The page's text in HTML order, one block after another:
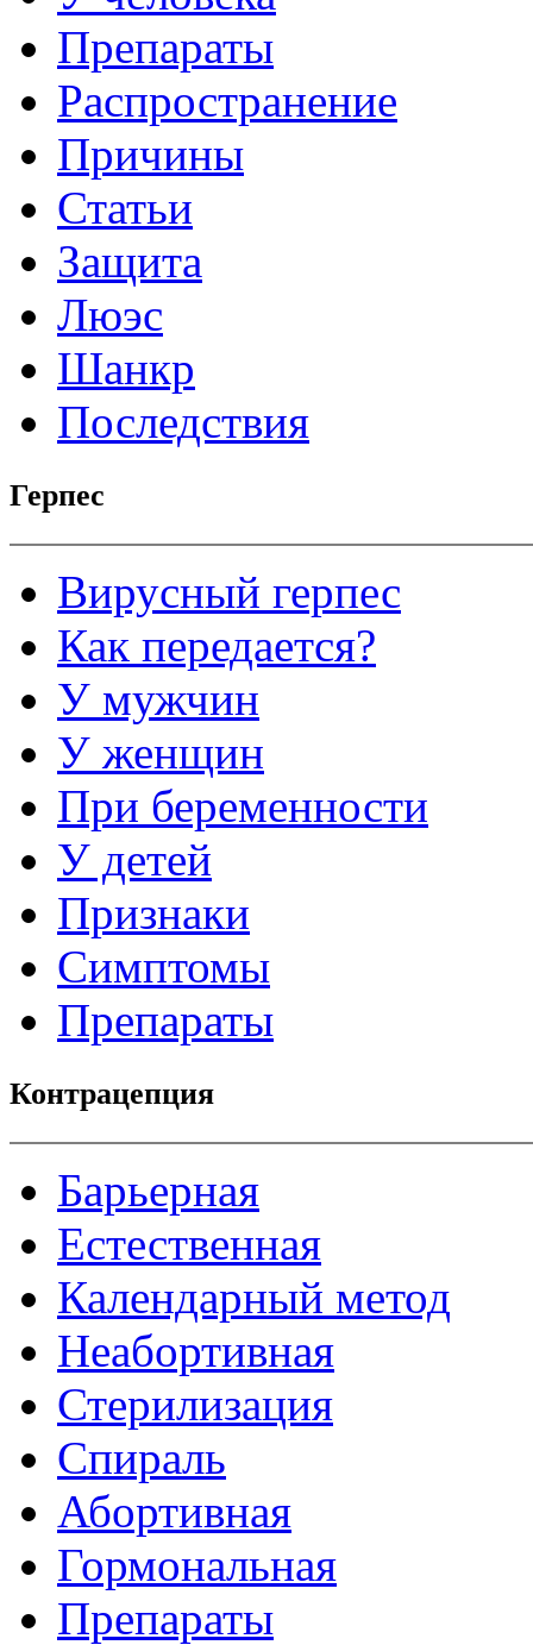
Препараты
Распространение
Причины
Статьи
Защита
Люэс
Шанкр
Последствия
Герпес
Вирусный герпес
Как передается?
У мужчин
У женщин
При беременности
У детей
Признаки
Симптомы
Препараты
Контрацепция
Барьерная
Естественная
Календарный метод
Неабортивная
Стерилизация
Спираль
Абортивная
Гормональная
Препараты